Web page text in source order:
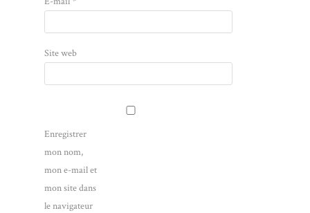
Site web
Enregistrer
mon nom,
mon e-mail et
mon site dans
le navigateur